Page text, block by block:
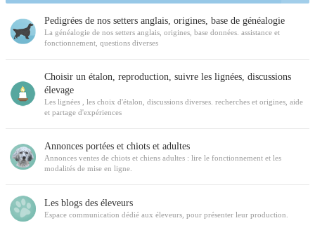
Pedigrées de nos setters anglais, origines, base de généalogie
La généalogie de nos setters anglais, origines, base données. assistance et
fonctionnement, questions diverses
Choisir un étalon, reproduction, suivre les lignées, discussions
élevage
Les lignées , les choix d'étalon, discussions diverses. recherches et origines, aide
et partage d'expériences
Annonces portées et chiots et adultes
Annonces ventes de chiots et chiens adultes : lire le fonctionnement et les
modalités de mise en ligne.
Les blogs des éleveurs
Espace communication dédié aux éleveurs, pour présenter leur production.